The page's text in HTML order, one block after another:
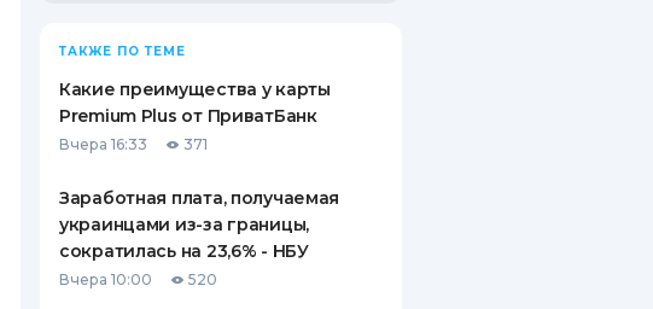
ТАКЖЕ ПО ТЕМЕ
Какие преимущества у карты
Premium Plus от ПриватБанк
Вчера 16:33 371
Заработная плата, получаемая
украинцами из-за границы,
сократилась на 23,6% - НБУ
Вчера 10:00 520